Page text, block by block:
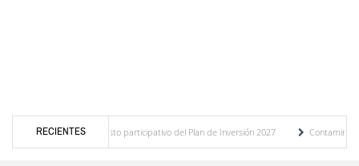
RECIENTES
del presupuesto participativo del Plan de Inversión 2027
Contaminación y